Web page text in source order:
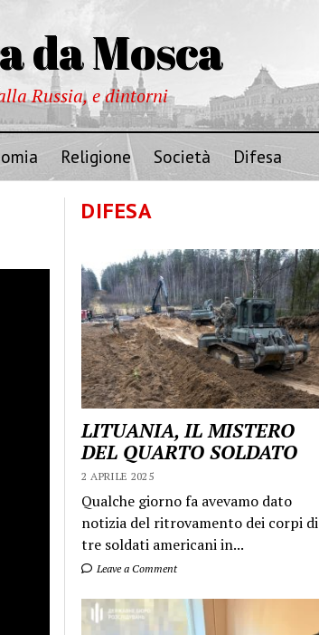
da Mosca
Russia, e dintorni
Religione Società Difesa
DIFESA
LITUANIA, IL MISTERO
DEL QUARTO SOLDATO
2 APRILE 2025
Qualche giorno fa avevamo dato
notizia del ritrovamento dei corpi di
tre soldati americani in...
Leave a Comment